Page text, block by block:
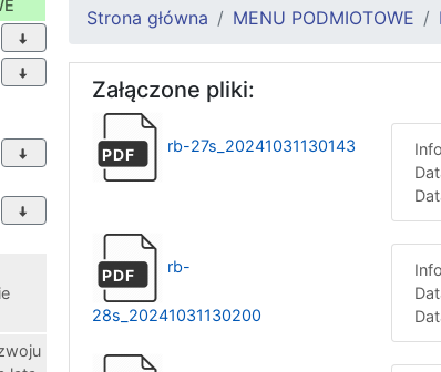
Strona główna MENU PODMIOTOWE
Załączone pliki:
PDF
rb-27s_20241031130143
PDF
rb-
28s_20241031130200